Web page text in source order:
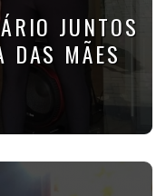
JUNTOS
DAS MÃES